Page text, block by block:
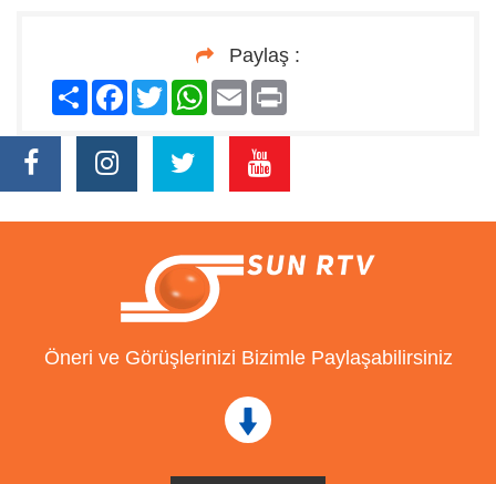
Paylaş :
PaylaşFacebook
TwitterWhatsApp
Email
Öneri ve Görüşlerinizi Bizimle Paylaşabilirsiniz